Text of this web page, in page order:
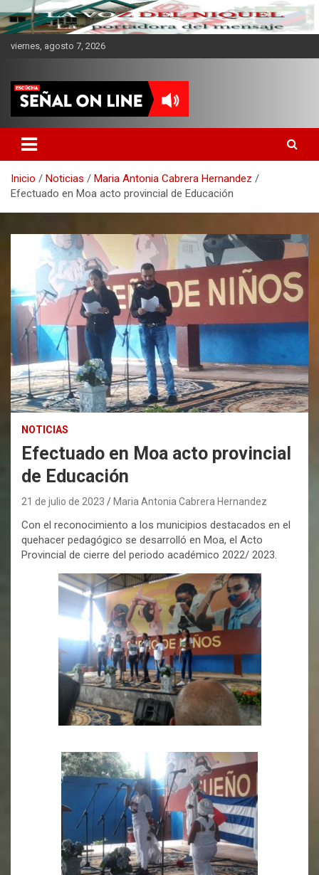
viernes, agosto 7, 2026
CMKV La Portadora del
Mensaje
Inicio Noticias
Maria Antonia Cabrera Hernandez
Efectuado en Moa acto provincial de Educación
NOTICIAS
Efectuado en Moa acto provincial
de Educación
21 de julio de 2023 Maria Antonia Cabrera Hernandez
Con el reconocimiento a los municipios destacados en el
quehacer pedagógico se desarrolló en Moa, el Acto
Provincial de cierre del periodo académico 2022/ 2023.